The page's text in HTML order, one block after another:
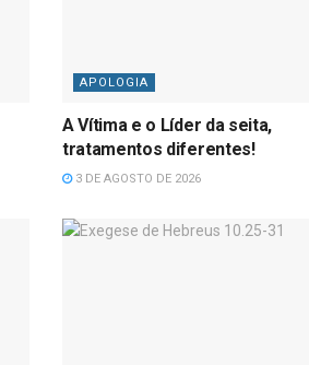
APOLOGIA
A Vítima e o Líder da seita,
tratamentos diferentes!
3 DE AGOSTO DE 2026